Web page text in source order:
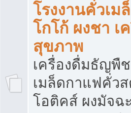
โรงงานคั่วเม
โกโก้ ผงชา เ
สุขภาพ
เครื่องดื่มธัญพื
เมล็ดกาแฟคั่ว
โอติคส์ ผงมัจฉ